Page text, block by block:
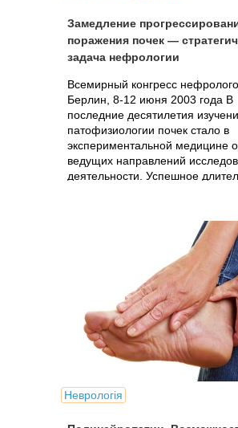
Замедление
поражения почек —
задача нефрологии
Всемирный конгресс
Берлин, 8-12 июня 2003 года В
последние десятилетия
патофизиологии почек стало в
экспериментальной медицине
ведущих направлений
деятельности. Успешное
Неврологія